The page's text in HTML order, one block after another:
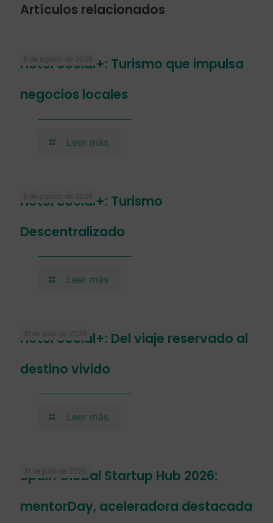
Artículos relacionados
5 de agosto de 2026
Hotel Social+: Turismo que impulsa
negocios locales
Leer más
5 de agosto de 2026
Hotel Social+: Turismo
Descentralizado
Leer más
31 de julio de 2026
Hotel Social+: Del viaje reservado al
destino vivido
Leer más
31 de julio de 2026
Spain Global Startup Hub 2026:
mentorDay, aceleradora destacada